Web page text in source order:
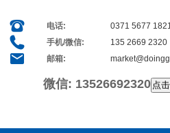
电话:
0371 5677
手机/微信:
135 2669 2320
邮箱:
微信: 13526692320点